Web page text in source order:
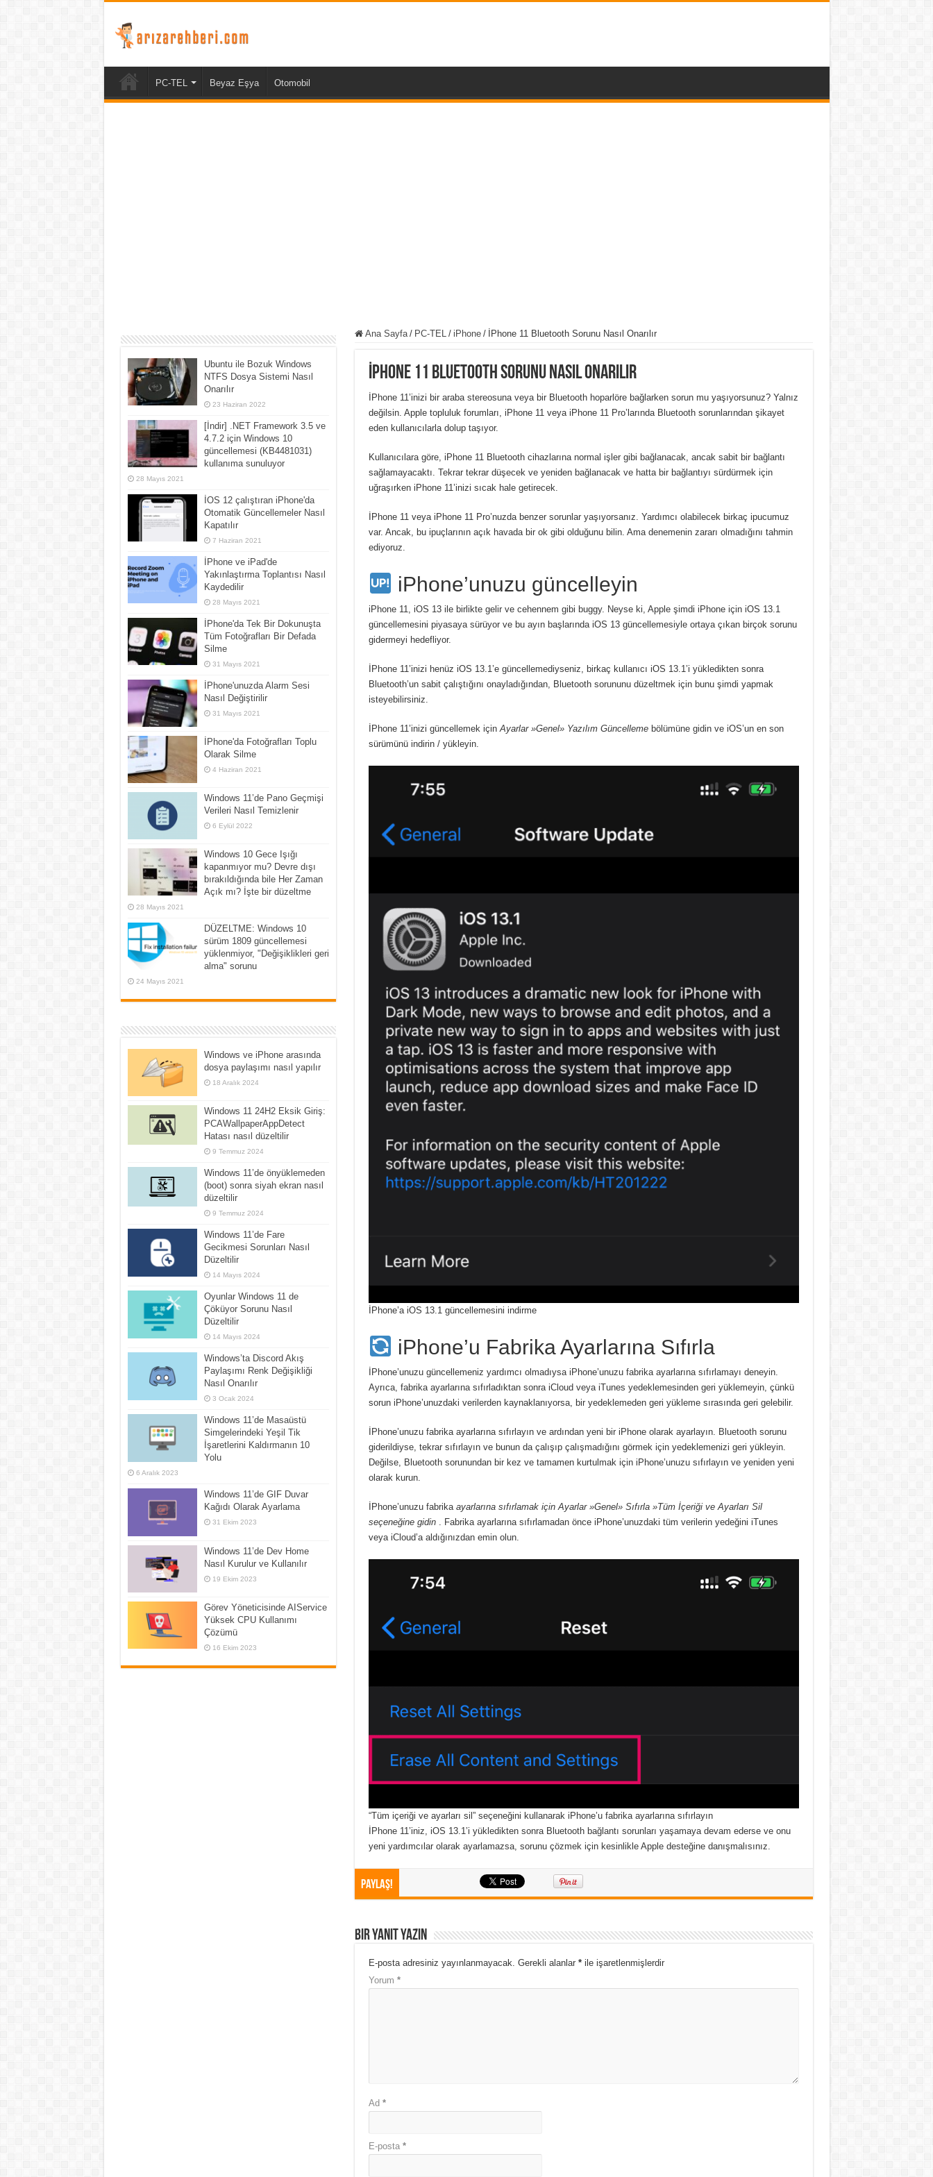
PC-TEL Beyaz Eşya Otomobil
Ana Sayfa / PC-TEL / iPhone / İPhone 11 Bluetooth Sorunu Nasıl Onarılır
İPhone 11 Bluetooth Sorunu Nasıl Onarılır
İPhone 11’inizi bir araba stereosuna veya bir Bluetooth hoparlöre bağlarken sorun mu yaşıyorsunuz? Yalnız
değilsin. Apple topluluk forumları, iPhone 11 veya iPhone 11 Pro’larında Bluetooth sorunlarından şikayet
eden kullanıcılarla dolup taşıyor.
Kullanıcılara göre, iPhone 11 Bluetooth cihazlarına normal işler gibi bağlanacak, ancak sabit bir bağlantı
sağlamayacaktı. Tekrar tekrar düşecek ve yeniden bağlanacak ve hatta bir bağlantıyı sürdürmek için
uğraşırken iPhone 11’inizi sıcak hale getirecek.
İPhone 11 veya iPhone 11 Pro’nuzda benzer sorunlar yaşıyorsanız. Yardımcı olabilecek birkaç ipucumuz
var. Ancak, bu ipuçlarının açık havada bir ok gibi olduğunu bilin. Ama denemenin zararı olmadığını tahmin
ediyoruz.
iPhone’unuzu güncelleyin
iPhone 11, iOS 13 ile birlikte gelir ve cehennem gibi buggy. Neyse ki, Apple şimdi iPhone için iOS 13.1
güncellemesini piyasaya sürüyor ve bu ayın başlarında iOS 13 güncellemesiyle ortaya çıkan birçok sorunu
gidermeyi hedefliyor.
İPhone 11’inizi henüz iOS 13.1’e güncellemediyseniz, birkaç kullanıcı iOS 13.1’i yükledikten sonra
Bluetooth’un sabit çalıştığını onayladığından, Bluetooth sorununu düzeltmek için bunu şimdi yapmak
isteyebilirsiniz.
İPhone 11’inizi güncellemek için Ayarlar »Genel» Yazılım Güncellemebölümüne gidin ve iOS’un en son
sürümünü indirin / yükleyin.
İPhone’a iOS 13.1 güncellemesini indirme
iPhone’u Fabrika Ayarlarına Sıfırla
İPhone’unuzu güncellemeniz yardımcı olmadıysa iPhone’unuzu fabrika ayarlarına sıfırlamayı deneyin.
Ayrıca, fabrika ayarlarına sıfırladıktan sonra iCloud veya iTunes yedeklemesinden geri yüklemeyin, çünkü
sorun iPhone’unuzdaki verilerden kaynaklanıyorsa, bir yedeklemeden geri yükleme sırasında geri gelebilir.
İPhone’unuzu fabrika ayarlarına sıfırlayın ve ardından yeni bir iPhone olarak ayarlayın. Bluetooth sorunu
giderildiyse, tekrar sıfırlayın ve bunun da çalışıp çalışmadığını görmek için yedeklemenizi geri yükleyin.
Değilse, Bluetooth sorunundan bir kez ve tamamen kurtulmak için iPhone’unuzu sıfırlayın ve yeniden yeni
olarak kurun.
İPhone’unuzu fabrika ayarlarına sıfırlamak için Ayarlar »Genel» Sıfırla »Tüm İçeriği ve Ayarları Sil
seçeneğine gidin. Fabrika ayarlarına sıfırlamadan önce iPhone’unuzdaki tüm verilerin yedeğini iTunes
veya iCloud’a aldığınızdan emin olun.
“Tüm içeriği ve ayarları sil” seçeneğini kullanarak iPhone’u fabrika ayarlarına sıfırlayın
İPhone 11’iniz, iOS 13.1’i yükledikten sonra Bluetooth bağlantı sorunları yaşamaya devam ederse ve onu
yeni yardımcılar olarak ayarlamazsa, sorunu çözmek için kesinlikle Apple desteğine danışmalısınız.
Paylaş!
Bir yanıt yazın
E-posta adresiniz yayınlanmayacak. Gerekli alanlar *ile işaretlenmişlerdir
Yorum *
Ad *
E-posta *
Ubuntu ile Bozuk Windows
NTFS Dosya Sistemi Nasıl
Onarılır
23 Haziran 2022
[İndir] .NET Framework 3.5 ve
4.7.2 için Windows 10
güncellemesi (KB4481031)
kullanıma sunuluyor
28 Mayıs 2021
İOS 12 çalıştıran iPhone'da
Otomatik Güncellemeler Nasıl
Kapatılır
7 Haziran 2021
İPhone ve iPad'de
Yakınlaştırma Toplantısı Nasıl
Kaydedilir
28 Mayıs 2021
İPhone'da Tek Bir Dokunuşta
Tüm Fotoğrafları Bir Defada
Silme
31 Mayıs 2021
İPhone'unuzda Alarm Sesi
Nasıl Değiştirilir
31 Mayıs 2021
İPhone'da Fotoğrafları Toplu
Olarak Silme
4 Haziran 2021
Windows 11’de Pano Geçmişi
Verileri Nasıl Temizlenir
6 Eylül 2022
Windows 10 Gece Işığı
kapanmıyor mu? Devre dışı
bırakıldığında bile Her Zaman
Açık mı? İşte bir düzeltme
28 Mayıs 2021
DÜZELTME: Windows 10
sürüm 1809 güncellemesi
yüklenmiyor, "Değişiklikleri geri
alma" sorunu
24 Mayıs 2021
Windows ve iPhone arasında
dosya paylaşımı nasıl yapılır
18 Aralık 2024
Windows 11 24H2 Eksik Giriş:
PCAWallpaperAppDetect
Hatası nasıl düzeltilir
9 Temmuz 2024
Windows 11’de önyüklemeden
(boot) sonra siyah ekran nasıl
düzeltilir
9 Temmuz 2024
Windows 11’de Fare
Gecikmesi Sorunları Nasıl
Düzeltilir
14 Mayıs 2024
Oyunlar Windows 11 de
Çöküyor Sorunu Nasıl
Düzeltilir
14 Mayıs 2024
Windows’ta Discord Akış
Paylaşımı Renk Değişikliği
Nasıl Onarılır
3 Ocak 2024
Windows 11’de Masaüstü
Simgelerindeki Yeşil Tik
İşaretlerini Kaldırmanın 10
Yolu
6 Aralık 2023
Windows 11’de GIF Duvar
Kağıdı Olarak Ayarlama
31 Ekim 2023
Windows 11’de Dev Home
Nasıl Kurulur ve Kullanılır
19 Ekim 2023
Görev Yöneticisinde AIService
Yüksek CPU Kullanımı
Çözümü
16 Ekim 2023